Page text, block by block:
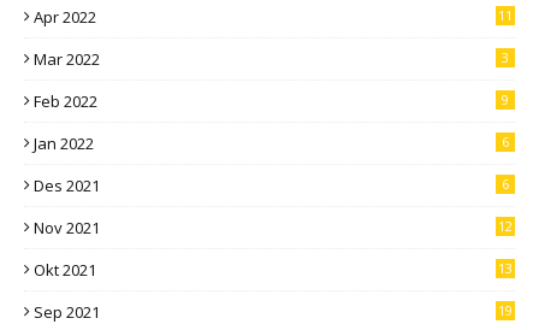
Apr 2022 11
Mar 2022 3
Feb 2022 9
Jan 2022 6
Des 2021 6
Nov 2021 12
Okt 2021 13
Sep 2021 19